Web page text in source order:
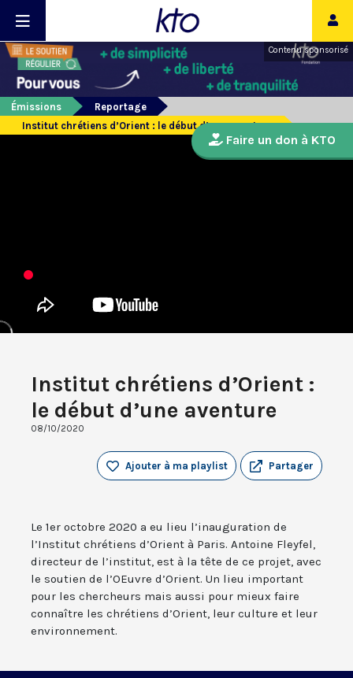
Contenu sponsorisé
Émissions
Reportage
Institut chrétiens d’Orient : le début d’une aventure
Institut chrétiens d’Orient :
le début d’une aventure
08/10/2020
Partager
Ajouter à ma playlist
Le 1er octobre 2020 a eu lieu l’inauguration de
l’Institut chrétiens d’Orient à Paris. Antoine Fleyfel,
directeur de l’institut, est à la tête de ce projet, avec
le soutien de l’OEuvre d’Orient. Un lieu important
pour les chercheurs mais aussi pour mieux faire
connaître les chrétiens d’Orient, leur culture et leur
environnement.
Faire un don à KTO